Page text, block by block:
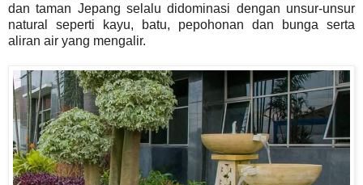
dan taman Jepang selalu didominasi dengan unsur-unsur
natural seperti kayu, batu, pepohonan dan bunga serta
aliran air yang mengalir.